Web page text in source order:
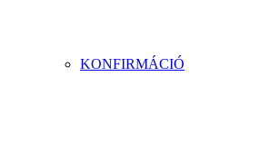
KONFIRMÁCIÓ